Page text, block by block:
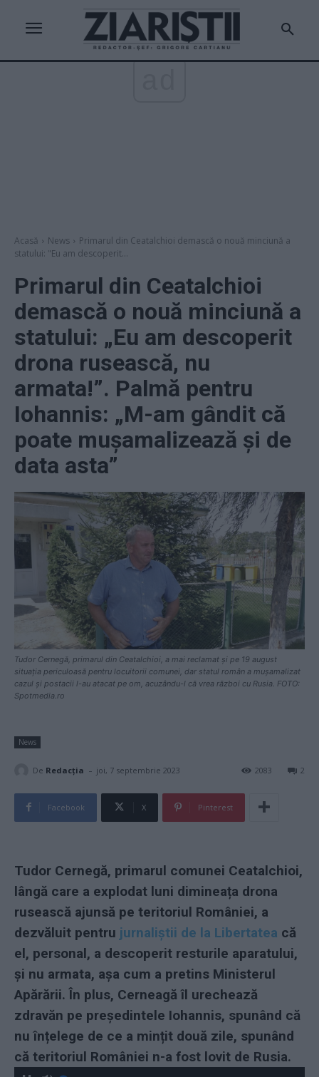
Acasă News
Primarul din Ceatalchioi demască o nouă minciună a
statului: "Eu am descoperit...
Primarul din Ceatalchioi
demască o nouă minciună a
statului: „Eu am descoperit
drona rusească, nu
armata!”. Palmă pentru
Iohannis: „M-am gândit că
poate mușamalizează și de
data asta”
Tudor Cernegă, primarul din Ceatalchioi, a mai reclamat și pe 19 august
situația periculoasă pentru locuitorii comunei, dar statul român a mușamalizat
cazul și postacii l-au atacat pe om, acuzându-l că vrea război cu Rusia. FOTO:
Spotmedia.ro
News
De Redacţia - joi, 7 septembrie 2023 2
2083
Facebook X Pinterest
Tudor Cernegă, primarul comunei Ceatalchioi,
lângă care a explodat luni dimineața drona
rusească ajunsă pe teritoriul României, a
dezvăluit pentru jurnaliștii de la Libertatea că
el, personal, a descoperit resturile aparatului,
și nu armata, așa cum a pretins Ministerul
Apărării. În plus, Cerneagă îl urechează
zdravăn pe președintele Iohannis, spunând că
nu înțelege de ce a mințit două zile, spunând
că teritoriul României n-a fost lovit de Rusia.